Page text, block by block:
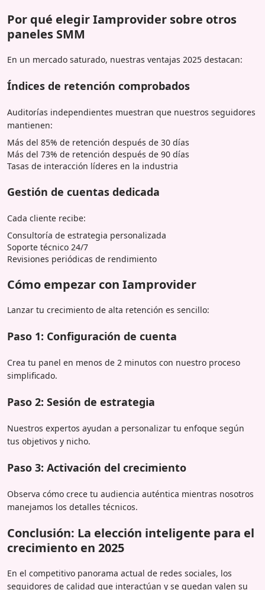
Por qué elegir Iamprovider sobre otros
paneles SMM
En un mercado saturado, nuestras ventajas 2025 destacan:
Índices de retención comprobados
Auditorías independientes muestran que nuestros seguidores
mantienen:
Más del 85% de retención después de 30 días
Más del 73% de retención después de 90 días
Tasas de interacción líderes en la industria
Gestión de cuentas dedicada
Cada cliente recibe:
Consultoría de estrategia personalizada
Soporte técnico 24/7
Revisiones periódicas de rendimiento
Cómo empezar con Iamprovider
Lanzar tu crecimiento de alta retención es sencillo:
Paso 1: Configuración de cuenta
Crea tu panel en menos de 2 minutos con nuestro proceso
simplificado.
Paso 2: Sesión de estrategia
Nuestros expertos ayudan a personalizar tu enfoque según
tus objetivos y nicho.
Paso 3: Activación del crecimiento
Observa cómo crece tu audiencia auténtica mientras nosotros
manejamos los detalles técnicos.
Conclusión: La elección inteligente para el
crecimiento en 2025
En el competitivo panorama actual de redes sociales, los
seguidores de calidad que interactúan y se quedan valen su